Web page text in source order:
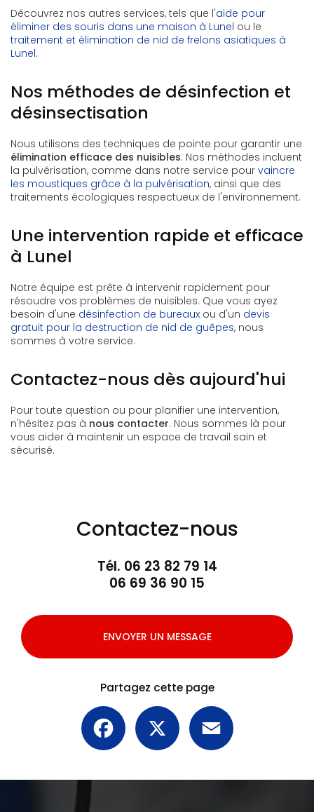
Découvrez nos autres services, tels que l'aide pour
éliminer des souris dans une maison à Lunel ou le
traitement et élimination de nid de frelons asiatiques à
Lunel.
Nos méthodes de désinfection et
désinsectisation
Nous utilisons des techniques de pointe pour garantir une
élimination efficace des nuisibles. Nos méthodes incluent
la pulvérisation, comme dans notre service pour vaincre
les moustiques grâce à la pulvérisation, ainsi que des
traitements écologiques respectueux de l'environnement.
Une intervention rapide et efficace
à Lunel
Notre équipe est prête à intervenir rapidement pour
résoudre vos problèmes de nuisibles. Que vous ayez
besoin d'une désinfection de bureaux ou d'un devis
gratuit pour la destruction de nid de guêpes, nous
sommes à votre service.
Contactez-nous dès aujourd'hui
Pour toute question ou pour planifier une intervention,
n'hésitez pas à nous contacter. Nous sommes là pour
vous aider à maintenir un espace de travail sain et
sécurisé.
Contactez-nous
Tél. 06 23 82 79 14
06 69 36 90 15
ENVOYER UN MESSAGE
Partagez cette page
Facebook